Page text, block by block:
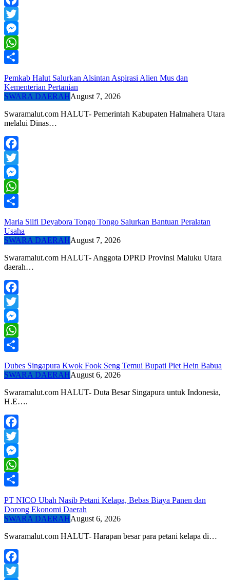
Facebook
Twitter
Messenger
WhatsApp
Pemkab Halut Salurkan Alsintan Aspirasi Alien Mus dan
Kementerian Pertanian
SWARA DAERAHAugust 7, 2026
Swaramalut.com HALUT- Pemerintah Kabupaten Halmahera Utara
melalui Dinas…
Facebook
Twitter
Messenger
WhatsApp
Maria Silfi Deyabora Tongo Tongo Salurkan Bantuan Peralatan
Usaha
SWARA DAERAHAugust 7, 2026
Swaramalut.com HALUT- Anggota DPRD Provinsi Maluku Utara
daerah…
Facebook
Twitter
Messenger
WhatsApp
Dubes Singapura Kwok Fook Seng Temui Bupati Piet Hein Babua
SWARA DAERAHAugust 6, 2026
Swaramalut.com HALUT- Duta Besar Singapura untuk Indonesia,
H.E….
Facebook
Twitter
Messenger
WhatsApp
PT NICO Ubah Nasib Petani Kelapa, Bebas Biaya Panen dan
Dorong Ekonomi Daerah
SWARA DAERAHAugust 6, 2026
Swaramalut.com HALUT- Harapan besar para petani kelapa di…
Facebook